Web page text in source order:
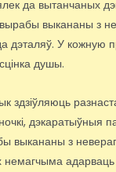
да вытанчаных
выкананы з
дэталяў. У кожную
душы.
здзіўляюць
дэкаратыўныя
выкананы з
немагчыма